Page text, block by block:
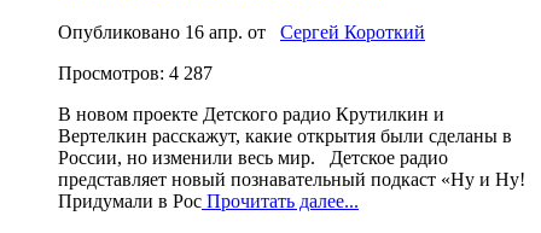
Опубликовано 16 апр. от Сергей Короткий
Просмотров: 4 287
В новом проекте Детского радио Крутилкин и
Вертелкин расскажут, какие открытия были сделаны в
России, но изменили весь мир. Детское радио
представляет новый познавательный подкаст «Ну и Ну!
Придумали в Рос Прочитать далее...